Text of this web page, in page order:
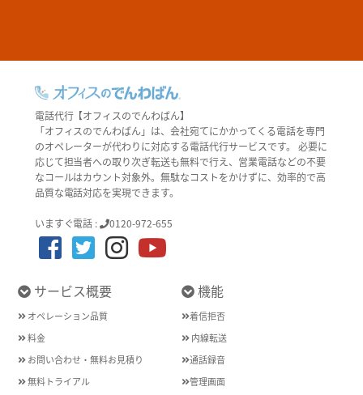
電話代行【オフィスのでんわばん】
「オフィスのでんわばん」は、会社宛てにかかってくる電話を専門
のオペレーターが代わりに対応する電話代行サービスです。 必要に
応じて担当者への取り次ぎ転送も無料で行え、営業電話などの不要
なコールはカウント対象外。無駄なコストをかけずに、効率的で高
品質な電話対応を実現できます。
いますぐ電話 : 0120-972-655
サービス概要
オペレーション品質
料金
お問い合わせ・無料お見積り
無料トライアル
機能
着信拒否
内線転送
通話録音
管理画面